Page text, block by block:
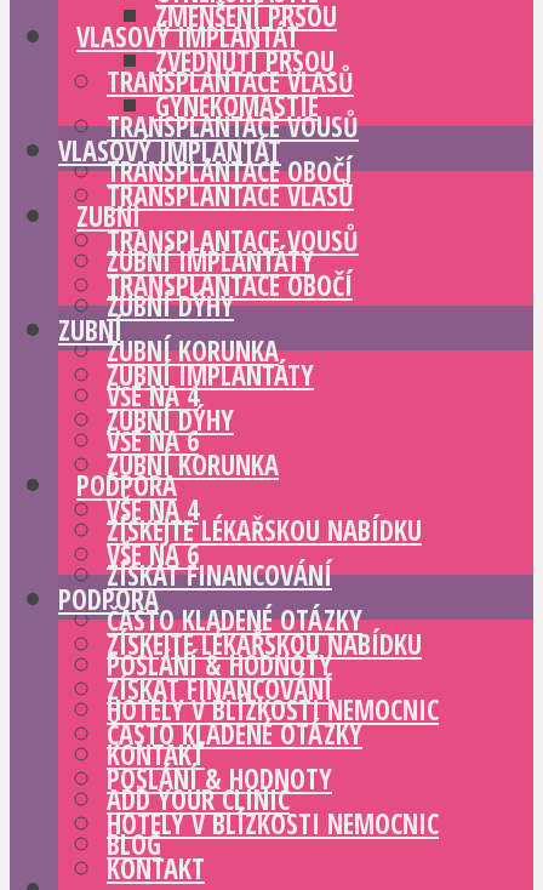
VLASOVÝ IMPLANTÁT
TRANSPLANTACE VLASŮ
TRANSPLANTACE VOUSŮ
TRANSPLANTACE OBOČÍ
ZUBNÍ
ZUBNÍ IMPLANTÁTY
ZUBNÍ DÝHY
ZUBNÍ KORUNKA
VŠE NA 4
VŠE NA 6
PODPORA
ZÍSKEJTE LÉKAŘSKOU NABÍDKU
ZÍSKAT FINANCOVÁNÍ
ČASTO KLADENÉ OTÁZKY
POSLÁNÍ & HODNOTY
HOTELY V BLÍZKOSTI NEMOCNIC
KONTAKT
ADD YOUR CLINIC
BLOG
ZMENŠENÍ PRSOU
ZVEDNUTÍ PRSOU
GYNEKOMASTIE
VLASOVÝ IMPLANTÁT
TRANSPLANTACE VLASŮ
TRANSPLANTACE VOUSŮ
TRANSPLANTACE OBOČÍ
ZUBNÍ
ZUBNÍ IMPLANTÁTY
ZUBNÍ DÝHY
ZUBNÍ KORUNKA
VŠE NA 4
VŠE NA 6
PODPORA
ZÍSKEJTE LÉKAŘSKOU NABÍDKU
ZÍSKAT FINANCOVÁNÍ
ČASTO KLADENÉ OTÁZKY
POSLÁNÍ & HODNOTY
HOTELY V BLÍZKOSTI NEMOCNIC
KONTAKT